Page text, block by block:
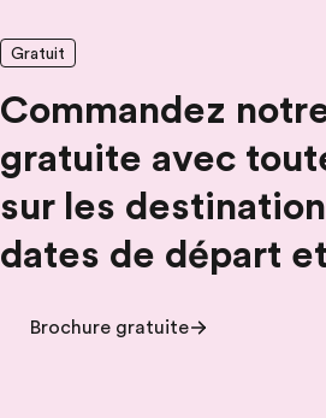
Gratuit
Commandez
gratuite avec
sur les
dates de départ
Brochure gratuite